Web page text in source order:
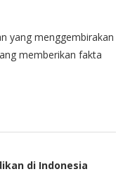
yang menggembirakan
memberikan fakta
di Indonesia